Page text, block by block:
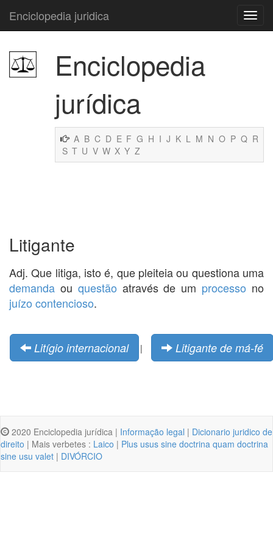
Enciclopedia juridica
Enciclopedia
jurídica
A B C D E F G H I J K L M N O P Q R
S T U V W X Y Z
Litigante
Adj. Que litiga, isto é, que pleiteia ou questiona uma
demanda ou questão através de um processo no
juízo contencioso.
Litígio internacional | Litigante de má-fé
2020 Enciclopedia jurídica | Informação legal | Dicionario juridico de
direito | Mais verbetes : Laico | Plus usus sine doctrina quam doctrina
sine usu valet | DIVÓRCIO